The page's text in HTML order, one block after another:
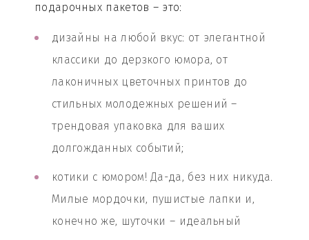
подарочных пакетов – это:
дизайны на любой вкус: от элегантной
классики до дерзкого юмора, от
лаконичных цветочных принтов до
стильных молодежных решений –
трендовая упаковка для ваших
долгожданных событий;
котики с юмором! Да-да, без них никуда.
Милые мордочки, пушистые лапки и,
конечно же, шуточки – идеальный